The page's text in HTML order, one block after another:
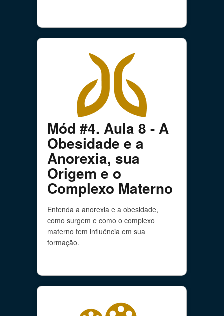
Mód #4. Aula 8 - A
Obesidade e a
Anorexia, sua
Origem e o
Complexo Materno
Entenda a anorexia e a obesidade,
como surgem e como o complexo
materno tem influência em sua
formação.